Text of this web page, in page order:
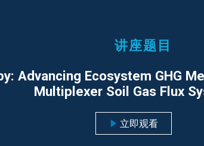
讲座题目
Advancing Ecosystem GHG
Multiplexer Soil Gas Flux
立即观看